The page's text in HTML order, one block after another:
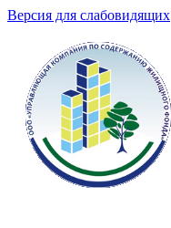
Версия для слабовидящих